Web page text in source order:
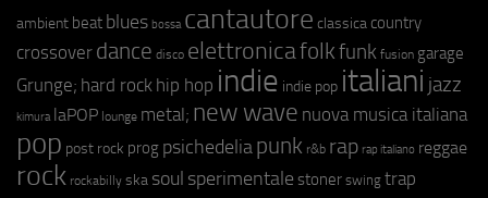
ambient beat blues bossa cantautore classica country
crossover dance disco elettronicafolkfunk fusion garage
Grunge; hard rock hip hop indie indie pop italiani jazz
kimura laPOP lounge metal; new wave nuova musica italiana
pop post rock prog psichedeliapunk r&b rap rap italiano reggae
rock rockabilly ska soul sperimentale stoner swing trap